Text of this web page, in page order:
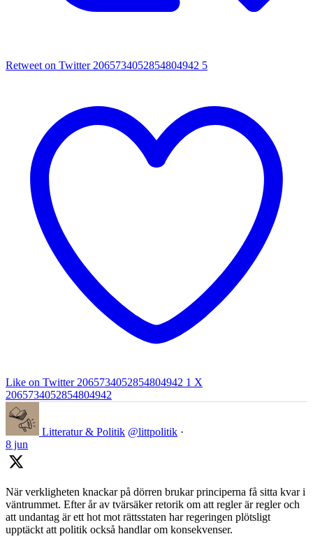
Retweet on Twitter 2065734052854804942 5
Like on Twitter 2065734052854804942 1 X
2065734052854804942
Litteratur & Politik @littpolitik ·
8 jun
När verkligheten knackar på dörren brukar principerna få sitta kvar i
väntrummet. Efter år av tvärsäker retorik om att regler är regler och
att undantag är ett hot mot rättsstaten har regeringen plötsligt
upptäckt att politik också handlar om konsekvenser.